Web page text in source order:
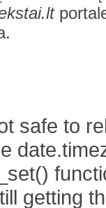
safe to
getting